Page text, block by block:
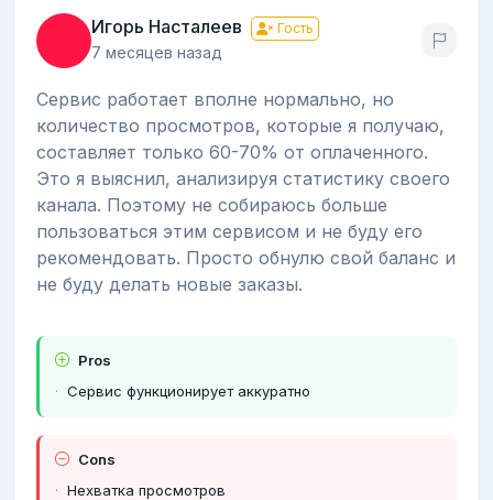
Игорь Насталеев Гость
7 месяцев назад
Сервис работает вполне нормально, но
количество просмотров, которые я получаю,
составляет только 60-70% от оплаченного.
Это я выяснил, анализируя статистику своего
канала. Поэтому не собираюсь больше
пользоваться этим сервисом и не буду его
рекомендовать. Просто обнулю свой баланс и
не буду делать новые заказы.
Pros
Сервис функционирует аккуратно
Cons
Нехватка просмотров